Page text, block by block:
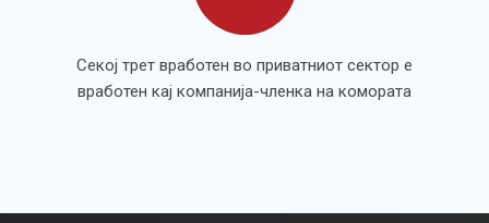
Секој трет вработен во приватниот сектор е
вработен кај компанија-членка на комората